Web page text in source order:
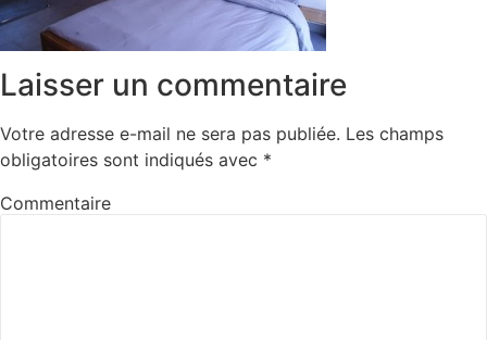
Laisser un commentaire
Votre adresse e-mail ne sera pas publiée. Les champs
obligatoires sont indiqués avec *
Commentaire